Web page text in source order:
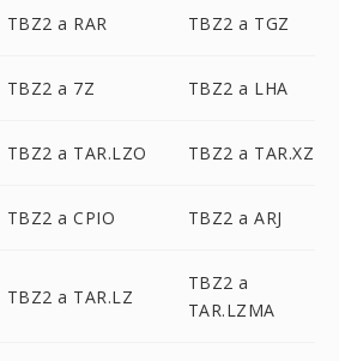
TBZ2 a RAR TBZ2 a TGZ
TBZ2 a 7Z TBZ2 a LHA
TBZ2 a TAR.LZO TBZ2 a TAR.XZ
TBZ2 a CPIO TBZ2 a ARJ
TBZ2 a TAR.LZ
TBZ2 a
TAR.LZMA